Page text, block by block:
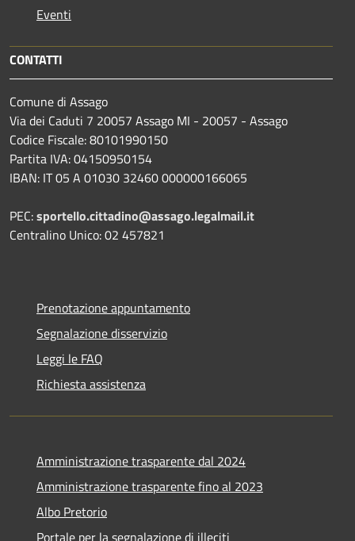
Eventi
CONTATTI
Comune di Assago
Via dei Caduti 7 20057 Assago MI - 20057 - Assago
Codice Fiscale: 80101990150
Partita IVA: 04150950154
IBAN: IT 05 A 01030 32460 000000166065
PEC:sportello.cittadino@assago.legalmail.it
Centralino Unico: 02 457821
Prenotazione appuntamento
Segnalazione disservizio
Leggi le FAQ
Richiesta assistenza
Amministrazione trasparente dal 2024
Amministrazione trasparente fino al 2023
Albo Pretorio